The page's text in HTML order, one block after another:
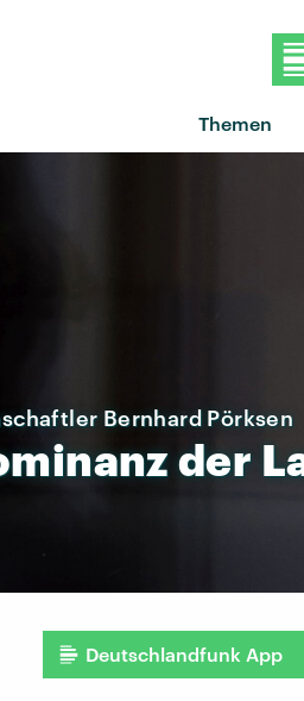
Themen
Bernhard Pörksen
der
Deutschlandfunk App